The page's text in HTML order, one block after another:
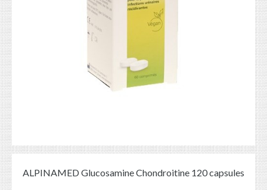
ALPINAMED Glucosamine Chondroitine 120 capsules